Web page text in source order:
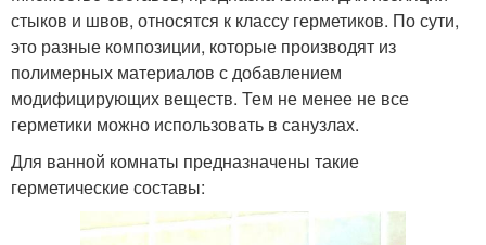
стыков и швов, относятся к классу герметиков. По сути,
это разные композиции, которые производят из
полимерных материалов с добавлением
модифицирующих веществ. Тем не менее не все
герметики можно использовать в санузлах.
Для ванной комнаты предназначены такие
герметические составы: